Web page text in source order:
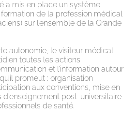
a mis en place un système
de la profession médical
sur l’ensemble de la Grande
autonomie, le visiteur médical
toutes les actions
et l’information autour
promeut : organisation
aux conventions, mise en
post-universitaire
de santé.